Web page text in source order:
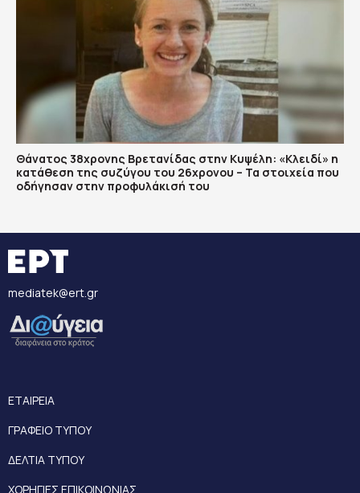
Θάνατος 38χρονης Βρετανίδας στην Κυψέλη: «Κλειδί» η
κατάθεση της συζύγου του 26χρονου – Τα στοιχεία που
οδήγησαν στην προφυλάκισή του
mediatek@ert.gr
ΕΤΑΙΡΕΙΑ
ΓΡΑΦΕΙΟ ΤΥΠΟΥ
ΔΕΛΤΙΑ ΤΥΠΟΥ
ΧΟΡΗΓΙΕΣ ΕΠΙΚΟΙΝΩΝΙΑΣ